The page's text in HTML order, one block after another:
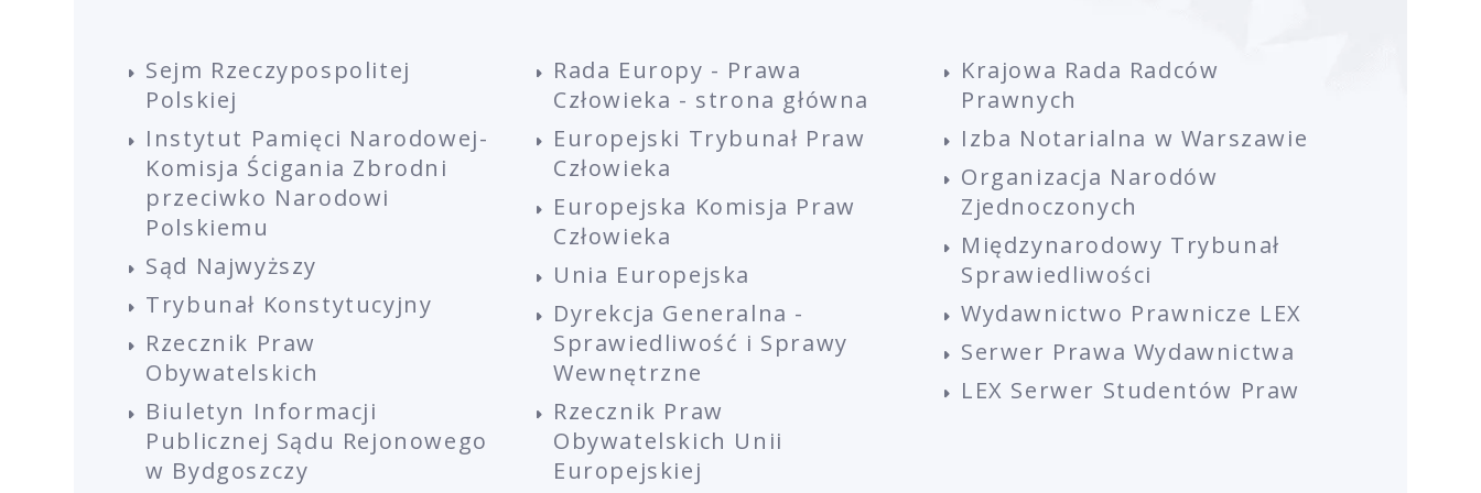
Sejm Rzeczypospolitej
Polskiej
Instytut Pamięci Narodowej-
Komisja Ścigania Zbrodni
przeciwko Narodowi
Polskiemu
Sąd Najwyższy
Trybunał Konstytucyjny
Rzecznik Praw
Obywatelskich
Biuletyn Informacji
Publicznej Sądu Rejonowego
w Bydgoszczy
Rada Europy - Prawa
Człowieka - strona główna
Europejski Trybunał Praw
Człowieka
Europejska Komisja Praw
Człowieka
Unia Europejska
Dyrekcja Generalna -
Sprawiedliwość i Sprawy
Wewnętrzne
Rzecznik Praw
Obywatelskich Unii
Europejskiej
Krajowa Rada Radców
Prawnych
Izba Notarialna w Warszawie
Organizacja Narodów
Zjednoczonych
Międzynarodowy Trybunał
Sprawiedliwości
Wydawnictwo Prawnicze LEX
Serwer Prawa Wydawnictwa
LEX Serwer Studentów Praw